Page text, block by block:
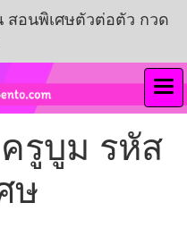
สอนพิเศษตัวต่อตัว กวด
รูบูม รหัส
ษ